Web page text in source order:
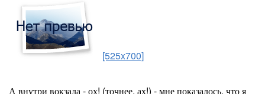
[525x700]
А внутри вокзала - ох! (точнее, ах!) - мне показалось, что я